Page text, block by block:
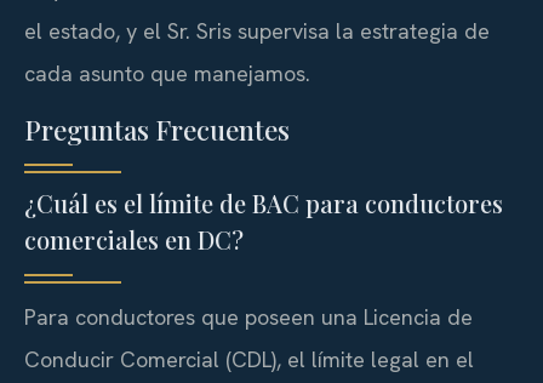
el estado, y el Sr. Sris supervisa la estrategia de
cada asunto que manejamos.
Preguntas Frecuentes
¿Cuál es el límite de BAC para conductores
comerciales en DC?
Para conductores que poseen una Licencia de
Conducir Comercial (CDL), el límite legal en el